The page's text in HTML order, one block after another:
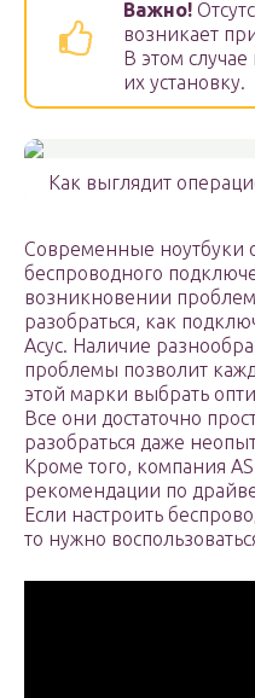
Важно!
возникает
В этом
их установку.
Как выглядит
Современные ноутбуки
беспроводного
возникновении
разобраться, как
Асус. Наличие
проблемы позволит
этой марки выбрать
Все они достаточно
разобраться даже
Кроме того, компания
рекомендации по
Если настроить
то нужно